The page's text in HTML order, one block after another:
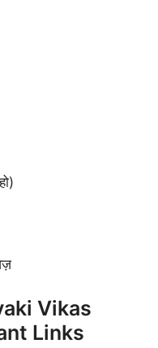
Vikas
Links